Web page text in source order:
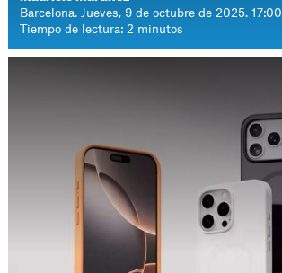
Barcelona. Jueves, 9 de octubre de 2025. 17:00
Tiempo de lectura: 2 minutos